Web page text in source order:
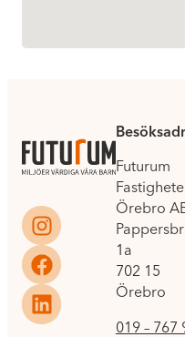
Futurum
Örebro
1a
702 15
Örebro
019 – 767